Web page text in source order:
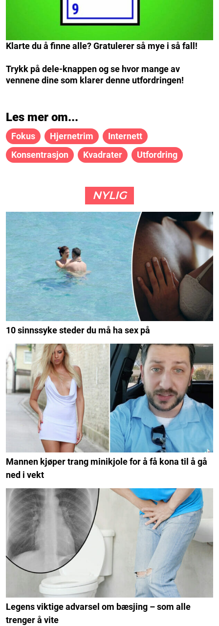
Klarte du å finne alle? Gratulerer så mye i så fall!
Trykk på dele-knappen og se hvor mange av
vennene dine som klarer denne utfordringen!
Les mer om...
Fokus Hjernetrim
Internett
Konsentrasjon
Kvadrater Utfordring
NYLIG
10 sinnssyke steder du må ha sex på
Mannen kjøper trang minikjole for å få kona til å gå
ned i vekt
Legens viktige advarsel om bæsjing – som alle
trenger å vite